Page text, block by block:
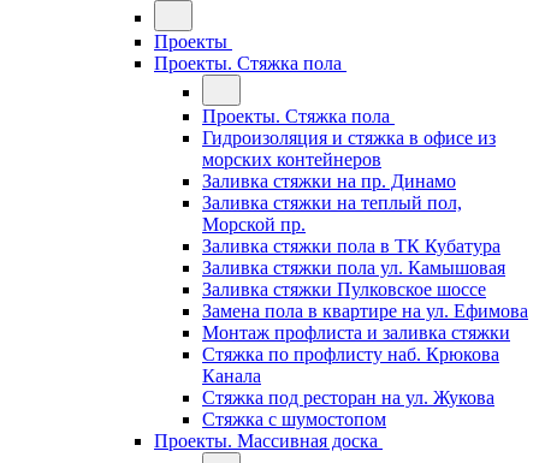
Проекты
Проекты. Стяжка пола
Проекты. Стяжка пола
Гидроизоляция и стяжка в офисе из
морских контейнеров
Заливка стяжки на пр. Динамо
Заливка стяжки на теплый пол,
Морской пр.
Заливка стяжки пола в ТК Кубатура
Заливка стяжки пола ул. Камышовая
Заливка стяжки Пулковское шоссе
Замена пола в квартире на ул. Ефимова
Монтаж профлиста и заливка стяжки
Стяжка по профлисту наб. Крюкова
Канала
Стяжка под ресторан на ул. Жукова
Стяжка с шумостопом
Проекты. Массивная доска